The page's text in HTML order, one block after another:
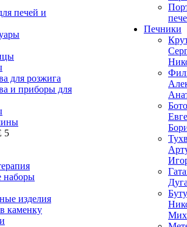
печей и
для розжига
и приборы для
5
наборы
изделия
каменку
Печники